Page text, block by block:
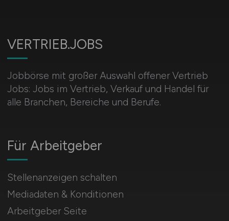
VERTRIEB.JOBS
Jobbörse mit großer Auswahl offener Vertrieb
Jobs: Jobs im Vertrieb, Verkauf und Handel für
alle Branchen, Bereiche und Berufe.
Für Arbeitgeber
Stellenanzeigen schalten
Mediadaten & Konditionen
Arbeitgeber Seite